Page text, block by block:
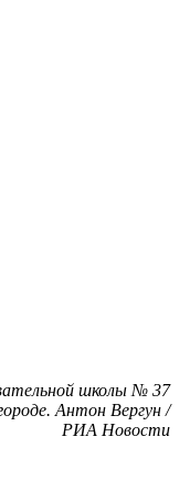
школы № 37
Антон Вергун /
РИА Новости